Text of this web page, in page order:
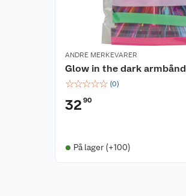
ANDRE MERKEVARER
Glow in the dark armbånd
☆☆☆☆☆ (0)
32 90
På lager (+100)